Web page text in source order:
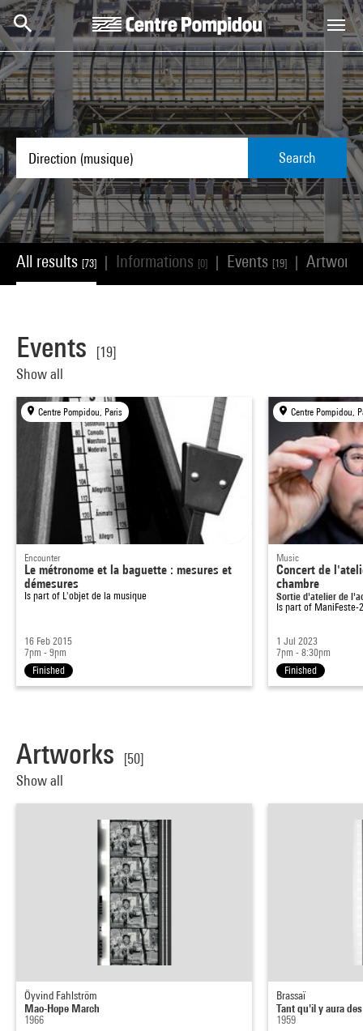
Skip to main content
Centre Pompidou
Search
All results [73] Informations [0] Events [19]
Events
[19]
Show all
Centre Pompidou, Paris
Encounter
Le métronome et la baguette : mesures et
démesures
Is part of L'objet de la musique
16 Feb 2015
7pm - 9pm
Finished
Centre Pompidou,
Music
Concert de
chambre
Sortie d'atelier de
Is part of ManiFeste-
1 Jul 2023
7pm - 8:30pm
Finished
Artworks
[50]
Show all
Öyvind Fahlström
Mao-Hope March
1966
Brassaï
Tant qu'il y aura
1959